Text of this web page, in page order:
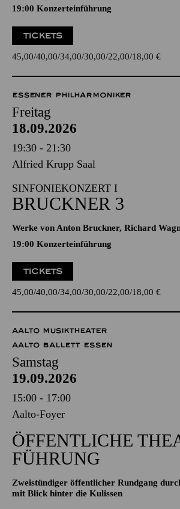
19:00 Konzerteinführung
TICKETS
45,00 40,00 34,00 30,00 22,00 18,00 €
ESSENER PHILHARMONIKER
Freitag
18.09.2026
19:30 - 21:30
Alfried Krupp Saal
SINFONIEKONZERT I
BRUCKNER 3
Werke von Anton Bruckner, Richard
19:00 Konzerteinführung
TICKETS
45,00 40,00 34,00 30,00 22,00 18,00 €
AALTO MUSIKTHEATER
AALTO BALLETT ESSEN
Samstag
19.09.2026
15:00 - 17:00
Aalto-Foyer
ÖFFENTLICHE
FÜHRUNG
Zweistündiger öffentlicher Rundgang
mit Blick hinter die Kulissen